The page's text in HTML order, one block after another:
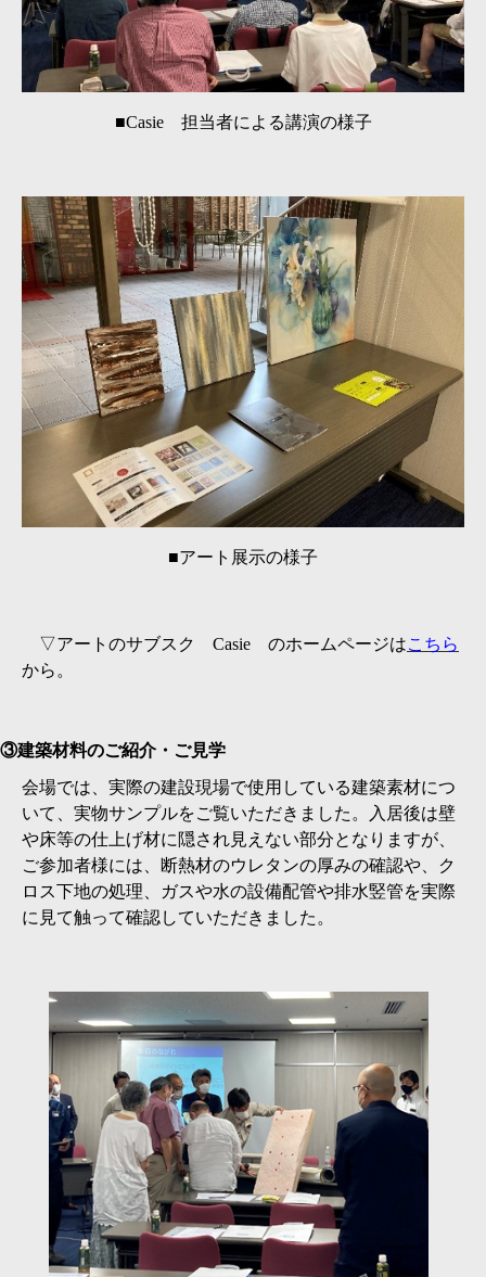
■Casie 担当者による講演の様子
■アート展示の様子
▽アートのサブスク Casie のホームページはこちら
から。
③建築材料のご紹介・ご見学
会場では、実際の建設現場で使用している建築素材につ
いて、実物サンプルをご覧いただきました。入居後は壁
や床等の仕上げ材に隠され見えない部分となりますが、
ご参加者様には、断熱材のウレタンの厚みの確認や、ク
ロス下地の処理、ガスや水の設備配管や排水竪管を実際
に見て触って確認していただきました。